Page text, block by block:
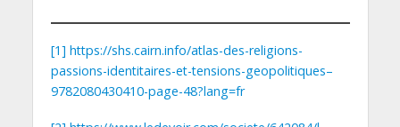
[1] https://shs.cairn.info/atlas-des-religions-
passions-identitaires-et-tensions-geopolitiques–
9782080430410-page-48?lang=fr